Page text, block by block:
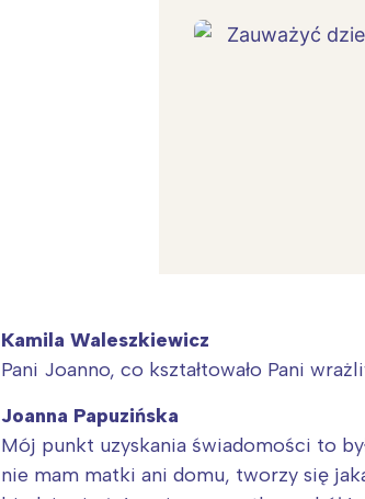
Kamila Waleszkiewicz
Pani Joanno, co kształtowało Pani
Joanna Papuzińska
Mój punkt uzyskania świadomości to
nie mam matki ani domu, tworzy sięPoznań